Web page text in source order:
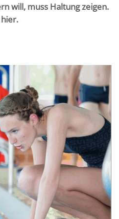
will, muss Haltung zeigen.